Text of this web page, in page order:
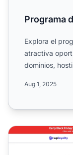
Programa
Explora el
atractiva
dominios,
Aug 1, 2025
Programa de